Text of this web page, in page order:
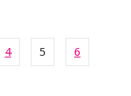
4 5
6